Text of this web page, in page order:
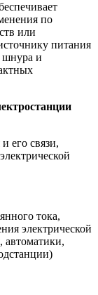
по
или
питания
шнура и
его связи,
тока,
электрической
автоматики,